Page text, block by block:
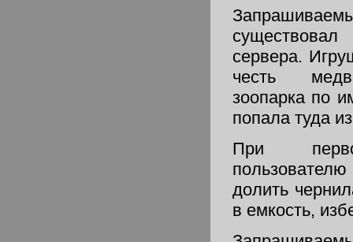
сервера.
честь
зоопарка по
попала туда
При
долить
в емкость,